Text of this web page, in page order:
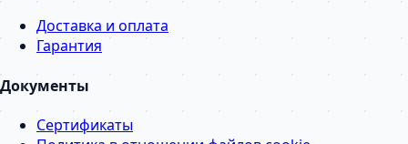
Доставка и оплата
Гарантия
Документы
Сертификаты